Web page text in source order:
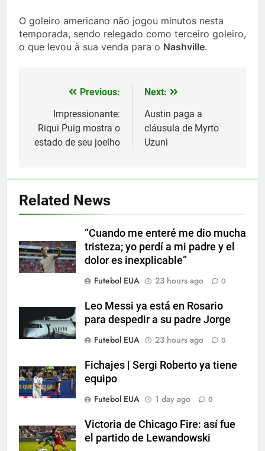
O goleiro americano não jogou minutos nesta
temporada, sendo relegado como terceiro goleiro,
o que levou à sua venda para o Nashville.
navigation
Previous:
Impressionante:
Riqui Puig mostra o
estado de seu joelho
Next:
Austin paga a
cláusula de Myrto
Uzuni
Related News
“Cuando me enteré me dio mucha
tristeza; yo perdí a mi padre y el
dolor es inexplicable”
Futebol EUA
23 hours ago 0
Leo Messi ya está en Rosario
para despedir a su padre Jorge
Futebol EUA
23 hours ago 0
Fichajes | Sergi Roberto ya tiene
equipo
Futebol EUA
1 day ago 0
Victoria de Chicago Fire: así fue
el partido de Lewandowski
5
Messi imparable
6
Cambios en la MLS
7
la jornada
SPORTS
Histórico: a MLS baixa as
cortinas para a Copa do Mundo